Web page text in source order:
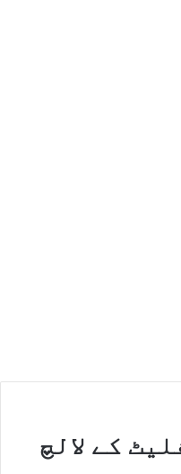
کے لالچ